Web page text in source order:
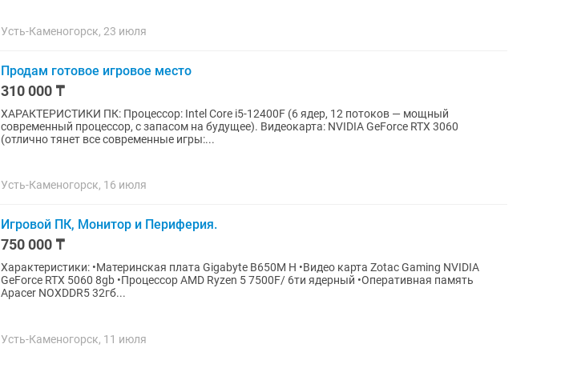
Усть-Каменогорск, 23 июля
Продам готовое игровое место
310 000 ₸
ХАРАКТЕРИСТИКИ ПК: Процессор: Intel Core i5-12400F (6 ядер, 12 потоков — мощный
современный процессор, с запасом на будущее). Видеокарта: NVIDIA GeForce RTX 3060
(отлично тянет все современные игры:...
Усть-Каменогорск, 16 июля
Игровой ПК, Монитор и Периферия.
750 000 ₸
Характеристики: •Материнская плата Gigabyte B650M H •Видео карта Zotac Gaming NVIDIA
GeForce RTX 5060 8gb •Процессор AMD Ryzen 5 7500F/ 6ти ядерный •Оперативная память
Apacer NOXDDR5 32гб...
Усть-Каменогорск, 11 июля